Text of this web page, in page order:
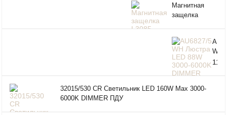
Магнитная
защелка
PALIDORE
WH
11
32015/530 CR Светильник LED 160W Max 3000-
6000K DIMMER ПДУ